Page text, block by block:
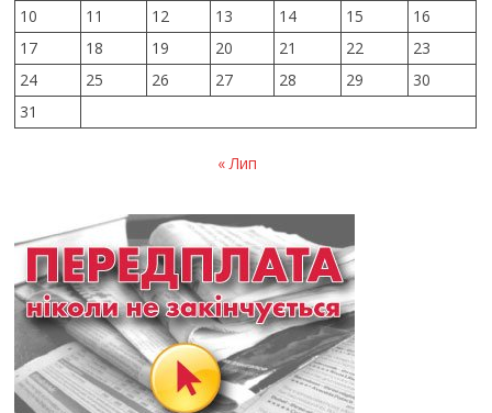
10
11 12 13 14 15
16
17
18 19 20 21 22
23
24
25 26 27 28 29
30
31
« Лип